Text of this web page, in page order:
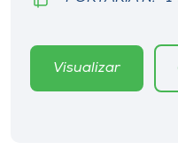
Biblioteca
Visualizar